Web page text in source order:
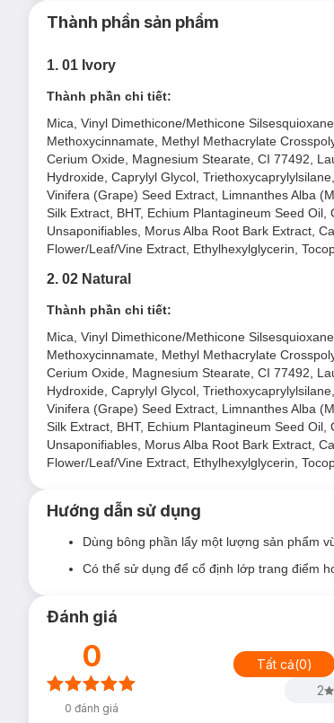
Sản phẩm thích hợp với mọi loại da.
Ưu thế nổi bật của Phấn Phủ Pramy
Bảo vệ chống nắng mạnh mẽ:SPF50+
Che phủ mịn lì hoàn hảo:Làm mờ lỗ
Thành phần an toàn, lành tính cho mọi
Jojoba, Ceramide NP hỗ trợ chăm sóc da.
Hộp phấn ánh kim 3D:Hộp phấn ánh kim
Hướng dẫn bảo quản Phấn Phủ
Nơi khô ráo thoáng mát.
Tránh ánh nắng trực tiếp, nơi có nhiệt độ
Lưu ý:
Ngày sản xuất:Xem chi tiết trên bao bì.
Hạn sử dụng:3 năm kể từ ngày sản xuất.
Lưu ý: Tác dụng có thể khác nhau tuỳ cơ địa
Thành phần sản phẩm
1. 01 Ivory
Thành phần chi tiết:
Mica, Vinyl Dimethicone/Methicone
Methoxycinnamate, Methyl Methacrylate
Cerium Oxide, Magnesium Stearate, CI 77492,
Hydroxide, Caprylyl Glycol,
Vinifera (Grape) Seed Extract, Limnanthes Alba
Silk Extract, BHT, Echium Plantagineum Seed
Unsaponifiables, Morus Alba Root Bark Extract,
Flower/Leaf/Vine Extract, Ethylhexylglycerin,
2. 02 Natural
Thành phần chi tiết:
Mica, Vinyl Dimethicone/Methicone
Methoxycinnamate, Methyl Methacrylate
Cerium Oxide, Magnesium Stearate, CI 77492,
Hydroxide, Caprylyl Glycol,
Vinifera (Grape) Seed Extract, Limnanthes Alba
Silk Extract, BHT, Echium Plantagineum Seed
Unsaponifiables, Morus Alba Root Bark Extract,
Flower/Leaf/Vine Extract, Ethylhexylglycerin,
Hướng dẫn sử dụng
Dùng bông phần lẩy một lượng sản phẩm
Có thể sử dụng để cổ định lớp trang điểm
Đánh giá
0
0 đánh giá
Tất cả(0)
2